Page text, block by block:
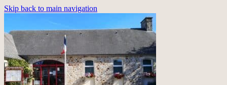
Skip back to main navigation